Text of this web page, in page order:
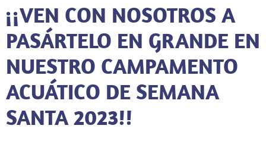
¡¡VEN CON NOSOTROS A
PASÁRTELO EN GRANDE EN
NUESTRO CAMPAMENTO
ACUÁTICO DE SEMANA
SANTA 2023!!